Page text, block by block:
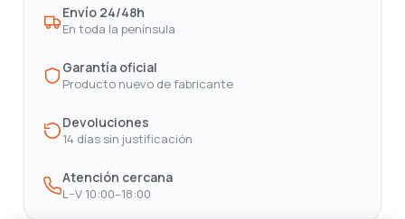
Envío 24/48h
En toda la península
Garantía oficial
Producto nuevo de fabricante
Devoluciones
14 días sin justificación
Atención cercana
L–V 10:00–18:00